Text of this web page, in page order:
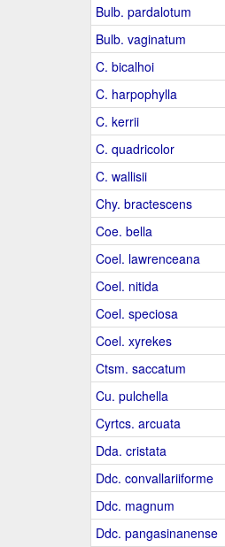
Bulb. pardalotum
Bulb. vaginatum
C. bicalhoi
C. harpophylla
C. kerrii
C. quadricolor
C. wallisii
Chy. bractescens
Coe. bella
Coel. lawrenceana
Coel. nitida
Coel. speciosa
Coel. xyrekes
Ctsm. saccatum
Cu. pulchella
Cyrtcs. arcuata
Dda. cristata
Ddc. convallariiforme
Ddc. magnum
Ddc. pangasinanense